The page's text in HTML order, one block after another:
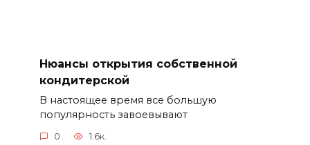
Нюансы открытия собственной
кондитерской
В настоящее время все большую
популярность завоевывают
0 1.6к.